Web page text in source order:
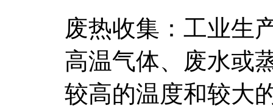
废热收集：工业生
高温气体、废水或
较高的温度和较大